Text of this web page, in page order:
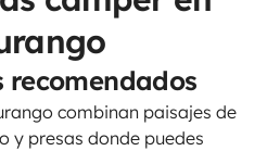
recomendados
combinan paisajes de
y presas donde puedes